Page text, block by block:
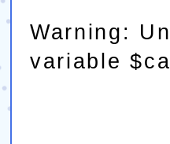
Warning : U n
varia b e $c